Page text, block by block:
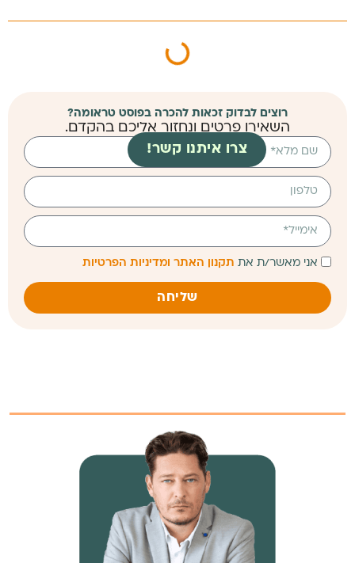
צרו איתנו קשר!
רוצים לבדוק זכאות להכרה בפוסט טראומה?
השאירו פרטים ונחזור אליכם בהקדם.
אני מאשר/ת את תקנון האתר ומדיניות הפרטיות
שליחה